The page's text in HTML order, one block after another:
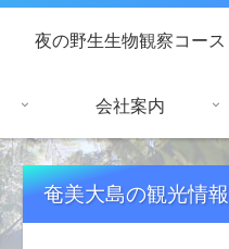
夜の野生生物観察コース
会社案内
奄美大島の観光情報